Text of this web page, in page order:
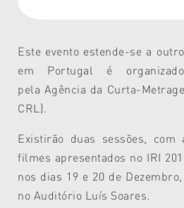
Este evento estende-se a
em Portugal é
pela Agência da Curta-
CRL).
Existirão duas sessões, com
filmes apresentados no IRI
nos dias 19 e 20 de
no Auditório Luís Soares.